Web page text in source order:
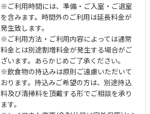
※ご利用時間には、準備・ご入室・ご退室
を含みます。時間外のご利用は延長料金が
発生致します。
※ご利用方法・ご利用内容によっては通常
料金とは別途割増料金が発生する場合がご
ざいます。あらかじめご了承ください。
※飲食物の持込みは原則ご遠慮いただいて
おります。持込みご希望の方は、別途持込
料及び清掃料を頂戴する形でご相談を承り
ます。